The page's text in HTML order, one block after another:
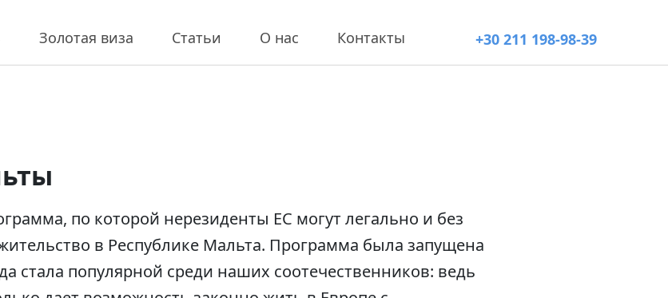
Золотая виза Статьи О нас Контакты +30 211 198-98-39
по которой нерезиденты ЕС могут легально и без
в Республике Мальта. Программа была запущена
стала популярной среди наших соотечественников: ведь